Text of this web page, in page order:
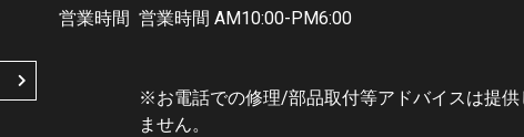
営業時間 営業時間 AM10:00-PM6:00
※お電話での修理/部品取付等アドバイスは提供
ません。